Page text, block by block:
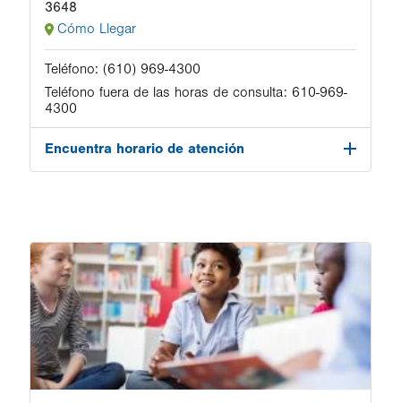
3648
Cómo Llegar
Teléfono: (610) 969-4300
Teléfono fuera de las horas de consulta: 610-969-
4300
Encuentra horario de atención
Image